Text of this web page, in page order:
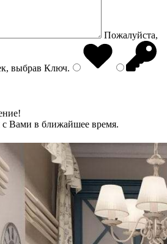
Пожалуйста,
выбрав Ключ.
Вами в ближайшее время.